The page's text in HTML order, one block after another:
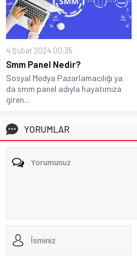
4 Şubat 2024 00:35
Smm Panel Nedir?
Sosyal Medya Pazarlamacılığı ya
da smm panel adıyla hayatımıza
giren...
YORUMLAR